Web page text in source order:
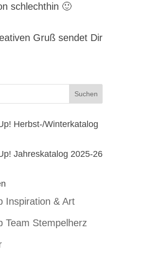
schlechthin 🙂
Gruß sendet Dir
Herbst-/Winterkatalog
Jahreskatalog 2025-26
Inspiration & Art
Team Stempelherz